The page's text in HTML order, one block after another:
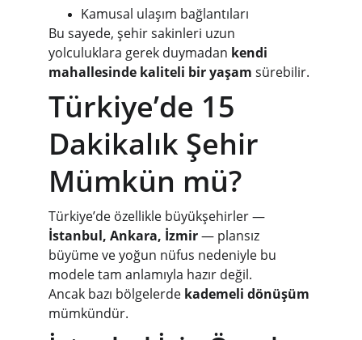
Kamusal ulaşım bağlantıları
Bu sayede, şehir sakinleri uzun
yolculuklara gerek duymadan kendi
mahallesinde kaliteli bir yaşam sürebilir.
Türkiye’de 15
Dakikalık Şehir
Mümkün mü?
Türkiye’de özellikle büyükşehirler —
İstanbul, Ankara, İzmir — plansız
büyüme ve yoğun nüfus nedeniyle bu
modele tam anlamıyla hazır değil.
Ancak bazı bölgelerde kademeli dönüşüm
mümkündür.